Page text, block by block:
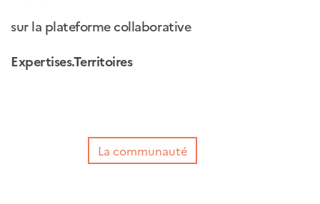
sur la plateforme collaborative
Expertises.Territoires
La communauté